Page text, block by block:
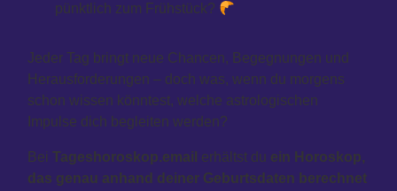
pünktlich zum Frühstück?
Jeder Tag bringt neue Chancen, Begegnungen und
Herausforderungen – doch was, wenn du morgens
schon wissen könntest, welche astrologischen
Impulse dich begleiten werden?
Bei Tageshoroskop.email erhältst du ein Horoskop,
das genau anhand deiner Geburtsdaten berechnet